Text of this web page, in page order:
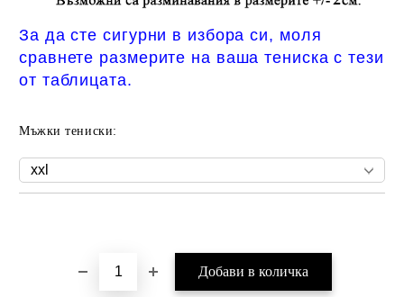
За да сте сигурни в избора си, моля
сравнете размерите на ваша тениска с тези
от таблицата.
Мъжки тениски: